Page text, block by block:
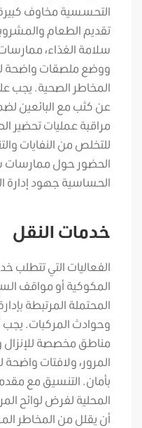
التحسسية مخاوف كبيرة
تقديم الطعام
سلامة الغذاء،
ووضع ملصقات واضحة
المخاطر الصحية. يجب
عن كثب مع البائعين
مراقبة عمليات تحضير
للتخلص من النفايات
الحضور حول ممارسات
الحساسية جهود إدارة
خدمات النقل
الفعاليات التي تتطلب
المكوكية أو مواقف
المحتملة المرتبطة
وحوادث المركبات.
مناطق مخصصة للإنزال
المرور، ولافتات
بأمان. التنسيق مع
المحلية لفرض لوائح
أن يقلل من المخاطر